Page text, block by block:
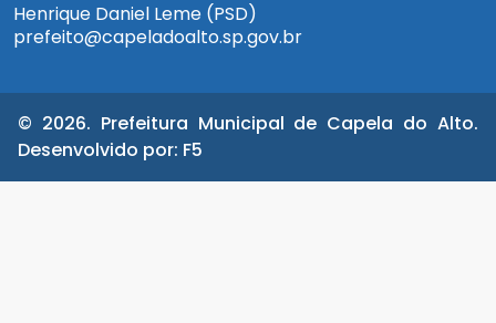
Henrique Daniel Leme (PSD)
prefeito@capeladoalto.sp.gov.br
© 2026. Prefeitura Municipal de Capela do Alto.
Desenvolvido por: F5